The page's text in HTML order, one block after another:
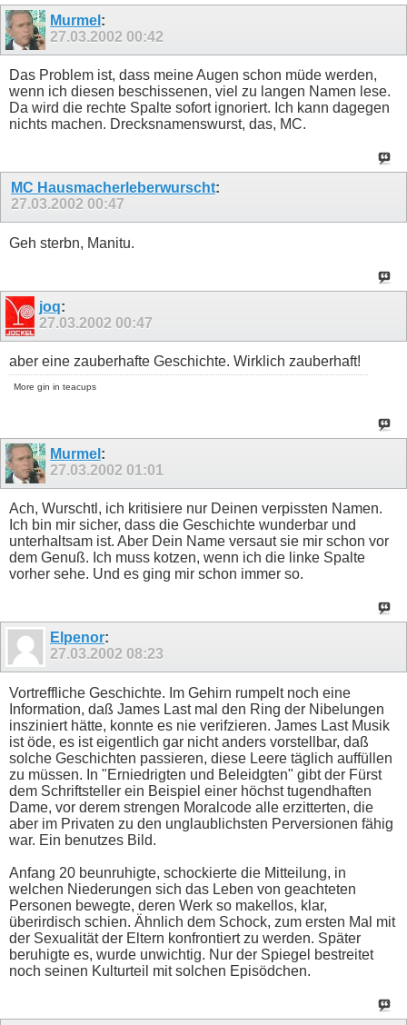
Murmel :
27.03.2002 00:42
Das Problem ist, dass meine Augen schon müde werden,
wenn ich diesen beschissenen, viel zu langen Namen lese.
Da wird die rechte Spalte sofort ignoriert. Ich kann dagegen
nichts machen. Drecksnamenswurst, das, MC.
MC Hausmacherleberwurscht:
27.03.2002 00:47
Geh sterbn, Manitu.
joq:
27.03.2002 00:47
aber eine zauberhafte Geschichte. Wirklich zauberhaft!
More gin in teacups
Murmel :
27.03.2002 01:01
Ach, Wurschtl, ich kritisiere nur Deinen verpissten Namen.
Ich bin mir sicher, dass die Geschichte wunderbar und
unterhaltsam ist. Aber Dein Name versaut sie mir schon vor
dem Genuß. Ich muss kotzen, wenn ich die linke Spalte
vorher sehe. Und es ging mir schon immer so.
Elpenor:
27.03.2002 08:23
Vortreffliche Geschichte. Im Gehirn rumpelt noch eine
Information, daß James Last mal den Ring der Nibelungen
insziniert hätte, konnte es nie verifzieren. James Last Musik
ist öde, es ist eigentlich gar nicht anders vorstellbar, daß
solche Geschichten passieren, diese Leere täglich auffüllen
zu müssen. In "Erniedrigten und Beleidgten" gibt der Fürst
dem Schriftsteller ein Beispiel einer höchst tugendhaften
Dame, vor derem strengen Moralcode alle erzitterten, die
aber im Privaten zu den unglaublichsten Perversionen fähig
war. Ein benutzes Bild.
Anfang 20 beunruhigte, schockierte die Mitteilung, in
welchen Niederungen sich das Leben von geachteten
Personen bewegte, deren Werk so makellos, klar,
überirdisch schien. Ähnlich dem Schock, zum ersten Mal mit
der Sexualität der Eltern konfrontiert zu werden. Später
beruhigte es, wurde unwichtig. Nur der Spiegel bestreitet
noch seinen Kulturteil mit solchen Episödchen.